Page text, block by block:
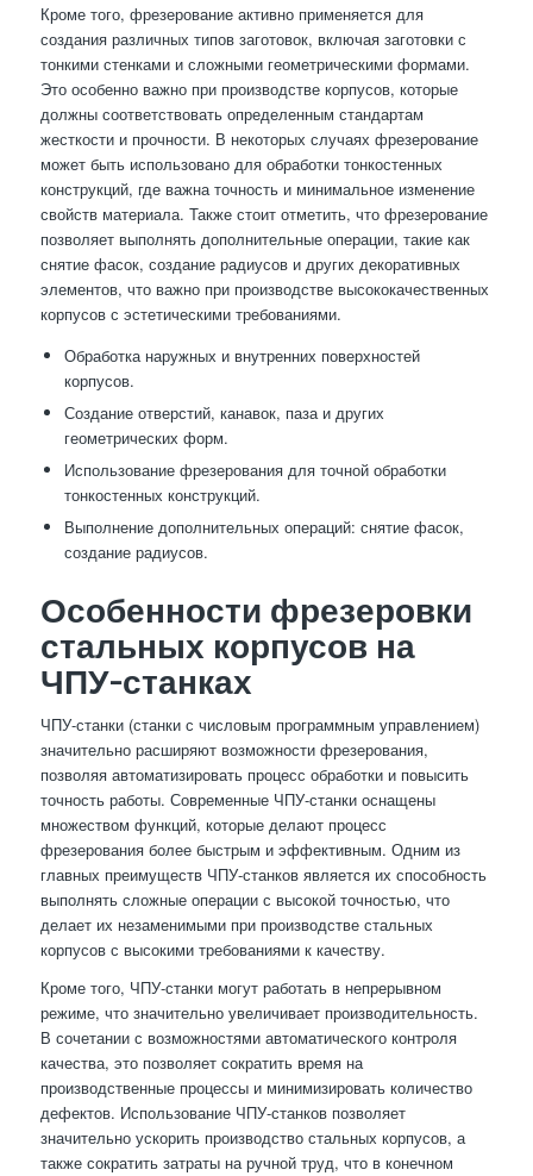
Кроме того, фрезерование активно применяется для
создания различных типов заготовок, включая заготовки с
тонкими стенками и сложными геометрическими формами.
Это особенно важно при производстве корпусов, которые
должны соответствовать определенным стандартам
жесткости и прочности. В некоторых случаях фрезерование
может быть использовано для обработки тонкостенных
конструкций, где важна точность и минимальное изменение
свойств материала. Также стоит отметить, что фрезерование
позволяет выполнять дополнительные операции, такие как
снятие фасок, создание радиусов и других декоративных
элементов, что важно при производстве высококачественных
корпусов с эстетическими требованиями.
Обработка наружных и внутренних поверхностей
корпусов.
Создание отверстий, канавок, паза и других
геометрических форм.
Использование фрезерования для точной обработки
тонкостенных конструкций.
Выполнение дополнительных операций: снятие фасок,
создание радиусов.
Особенности фрезеровки
стальных корпусов на
ЧПУ-станках
ЧПУ-станки (станки с числовым программным управлением)
значительно расширяют возможности фрезерования,
позволяя автоматизировать процесс обработки и повысить
точность работы. Современные ЧПУ-станки оснащены
множеством функций, которые делают процесс
фрезерования более быстрым и эффективным. Одним из
главных преимуществ ЧПУ-станков является их способность
выполнять сложные операции с высокой точностью, что
делает их незаменимыми при производстве стальных
корпусов с высокими требованиями к качеству.
Кроме того, ЧПУ-станки могут работать в непрерывном
режиме, что значительно увеличивает производительность.
В сочетании с возможностями автоматического контроля
качества, это позволяет сократить время на
производственные процессы и минимизировать количество
дефектов. Использование ЧПУ-станков позволяет
значительно ускорить производство стальных корпусов, а
также сократить затраты на ручной труд, что в конечном